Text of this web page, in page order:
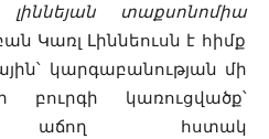
լիննեյան տաքսոնոմիա
Կառլ Լիննեուսն է հիմք
կարգաբանության մի
կառուցվածք՝
աճող հստակ